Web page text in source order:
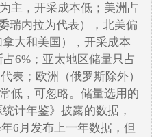
主，开采成本低；美洲占
瑞内拉为代表），北美偏
大和美国），开采成本
6%；亚太地区储量只占
表；欧洲（俄罗斯除外）
低，可忽略。储量选用的
计年鉴》披露的数据，
6月发布上一年数据，但